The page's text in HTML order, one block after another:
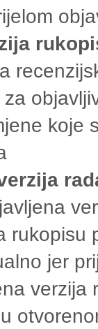
koje
rukopisu
jer